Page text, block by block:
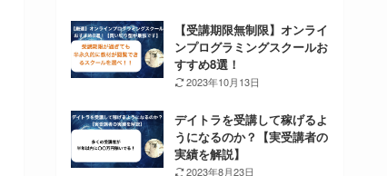
【受講期限無制限】オンライ
ンプログラミングスクールお
すすめ8選！
2023年10月13日
デイトラを受講して稼げるよ
うになるのか？【実受講者の
実績を解説】
2023年8月23日